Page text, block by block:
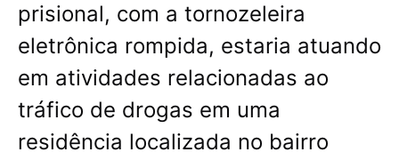
prisional, com a tornozeleira
eletrônica rompida, estaria atuando
em atividades relacionadas ao
tráfico de drogas em uma
residência localizada no bairro